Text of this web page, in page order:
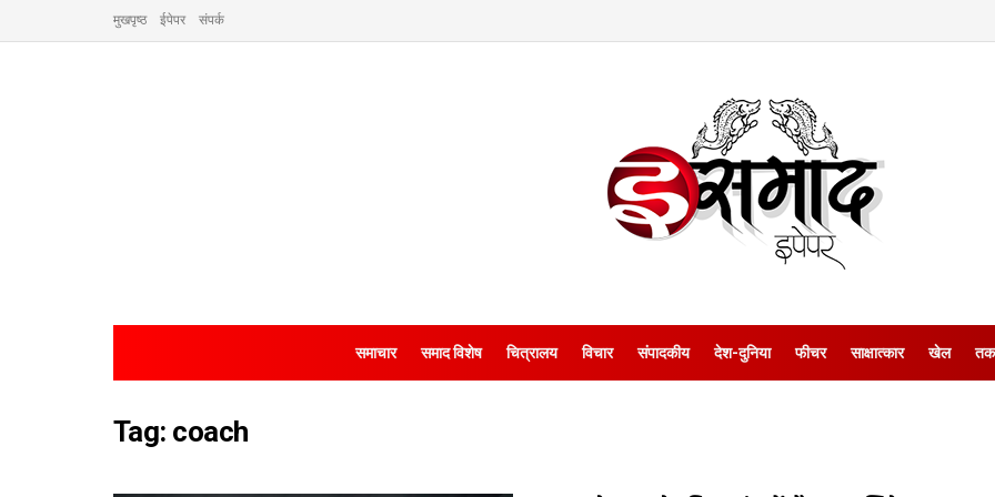
मुखपृष्ठ ईपेपर संपर्क
समाचार समाद विशेष चित्रालय विचार संपादकीय देश-दुनिया फीचर साक्षात्‍कार खेल
Tag: coach